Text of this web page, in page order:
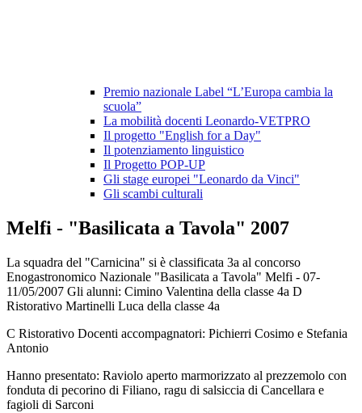
Premio nazionale Label “L’Europa cambia la
scuola”
La mobilità docenti Leonardo-VETPRO
Il progetto "English for a Day"
Il potenziamento linguistico
Il Progetto POP-UP
Gli stage europei "Leonardo da Vinci"
Gli scambi culturali
Melfi - "Basilicata a Tavola" 2007
La squadra del "Carnicina" si è classificata 3a al concorso
Enogastronomico Nazionale "Basilicata a Tavola" Melfi - 07-
11/05/2007 Gli alunni: Cimino Valentina della classe 4a D
Ristorativo Martinelli Luca della classe 4a
C Ristorativo Docenti accompagnatori: Pichierri Cosimo e Stefania
Antonio
Hanno presentato: Raviolo aperto marmorizzato al prezzemolo con
fonduta di pecorino di Filiano, ragu di salsiccia di Cancellara e
fagioli di Sarconi